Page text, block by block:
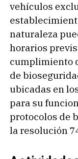
vehículos
naturaleza
horarios
cumplimiento
de
ubicadas en
para su
protocolos de
la resolución